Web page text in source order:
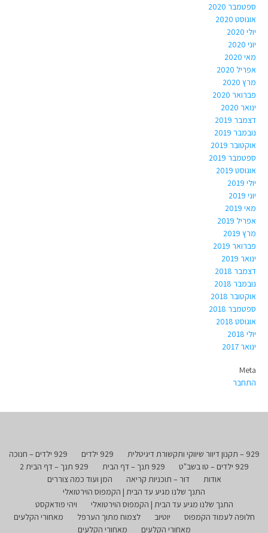
ספטמבר 2020
אוגוסט 2020
יולי 2020
יוני 2020
מאי 2020
אפריל 2020
מרץ 2020
פברואר 2020
ינואר 2020
דצמבר 2019
נובמבר 2019
אוקטובר 2019
ספטמבר 2019
אוגוסט 2019
יולי 2019
יוני 2019
מאי 2019
אפריל 2019
מרץ 2019
פברואר 2019
ינואר 2019
דצמבר 2018
נובמבר 2018
אוקטובר 2018
ספטמבר 2018
אוגוסט 2018
יולי 2018
ינואר 2017
Meta
התחבר
929 – תקנון דיוור שיווקי ותקשורת דיגיטלית 929 ילדים
929 ילדים – חנוכה
929 ילדים – טו בשב"ט
929 תנך – דף הבית
929 תנך – דף הבית 2
אודות
דור – תוכניות קריאה
המן ועוד כמה צוררים
התנך שלנו מגיע עד הבית | הקמפוס הוירטואלי
התנך שלנו מגיע עד הבית | הקמפוס הוירטואלי
ויהי פודאקסט
חלופה לעמוד הקמפוס
יוטיוב לצמוח מתוך הערפל
מאחורי הקלעים
מאחורי הקלעים
מאחורי הקלעים